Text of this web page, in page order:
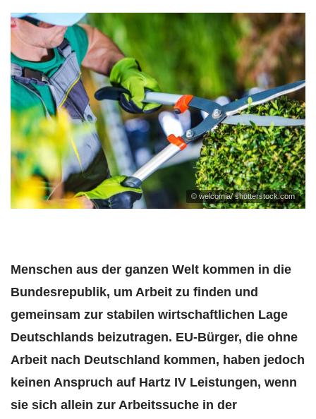
© welcomia/ shutterstock.com
Menschen aus der ganzen Welt kommen in die
Bundesrepublik, um Arbeit zu finden und
gemeinsam zur stabilen wirtschaftlichen Lage
Deutschlands beizutragen. EU-Bürger, die ohne
Arbeit nach Deutschland kommen, haben jedoch
keinen Anspruch auf Hartz IV Leistungen, wenn
sie sich allein zur Arbeitssuche in der